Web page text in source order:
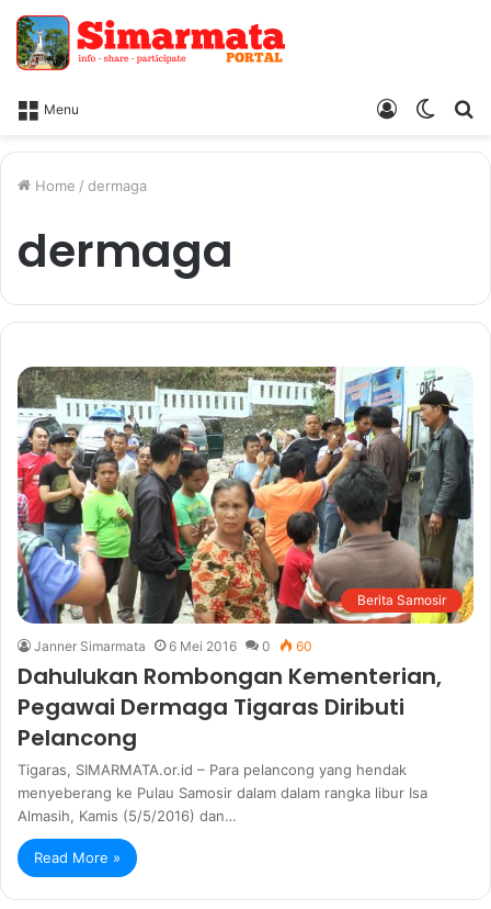
Menu
Switch
Log
Home / dermaga
dermaga
Berita Samosir
Janner Simarmata 6 Mei 2016 0 60
Dahulukan Rombongan Kementerian,
Pegawai Dermaga Tigaras Diributi
Pelancong
Tigaras, SIMARMATA.or.id – Para pelancong yang hendak
menyeberang ke Pulau Samosir dalam dalam rangka libur Isa
Almasih, Kamis (5/5/2016) dan…
Read More »